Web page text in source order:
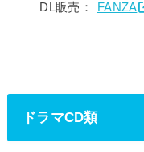
DL販売： FANZA
ドラマCD類